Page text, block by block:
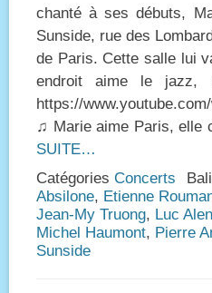
chanté à ses débuts,
Sunside, rue des
de Paris. Cette salle lui
endroit aime le jazz,
https://
♫ Marie aime Paris, elle
SUITE…
Catégories Concerts
Absilone, Etienne
Jean-My Truong, Luc
Michel Haumont, Pierre
Sunside